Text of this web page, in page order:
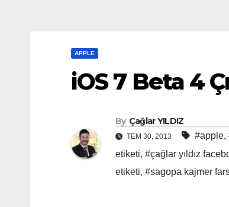
APPLE
iOS 7 Beta 4
By Çağlar YILDIZ
TEM 30, 2013 #apple,
etiketi, #çağlar yıldız
etiketi, #sagopa kajmer